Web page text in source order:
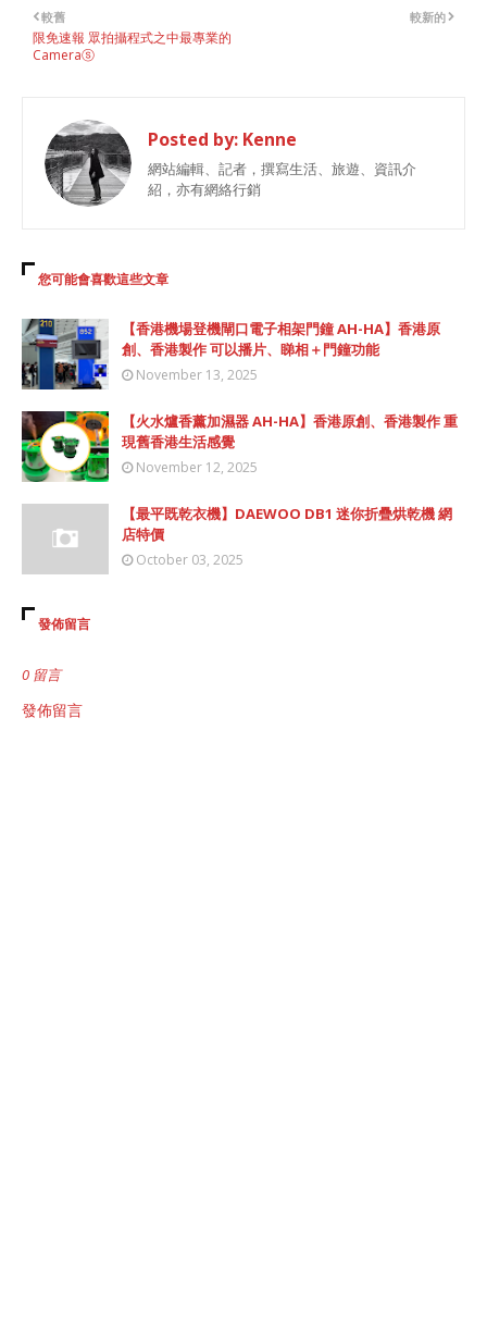
較新的
較舊
限免速報 眾拍攝程式之中最專業的
Cameraⓢ
Posted by: Kenne
網站編輯、記者，撰寫生活、旅遊、資訊介
紹，亦有網絡行銷
您可能會喜歡這些文章
【香港機場登機閘口電子相架門鐘 AH-HA】香港原
創、香港製作 可以播片、睇相＋門鐘功能
November 13, 2025
【火水爐香薰加濕器 AH-HA】香港原創、香港製作 重
現舊香港生活感覺
November 12, 2025
【最平既乾衣機】DAEWOO DB1 迷你折疊烘乾機 網
店特價
October 03, 2025
發佈留言
0 留言
發佈留言